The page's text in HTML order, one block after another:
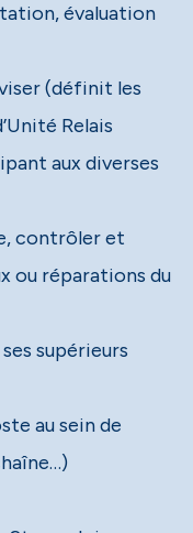
évaluation
(définit les
Relais
aux diverses
contrôler et
ou réparations du
supérieurs
au sein de